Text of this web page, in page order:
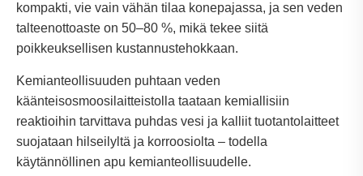
kompakti, vie vain vähän tilaa konepajassa, ja sen veden
talteenottoaste on 50–80 %, mikä tekee siitä
poikkeuksellisen kustannustehokkaan.
Kemianteollisuuden puhtaan veden
käänteisosmoosilaitteistolla taataan kemiallisiin
reaktioihin tarvittava puhdas vesi ja kalliit tuotantolaitteet
suojataan hilseilyltä ja korroosiolta – todella
käytännöllinen apu kemianteollisuudelle.